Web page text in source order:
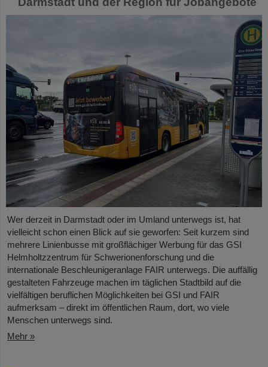
Wer derzeit in Darmstadt oder im Umland unterwegs ist, hat
vielleicht schon einen Blick auf sie geworfen: Seit kurzem sind
mehrere Linienbusse mit großflächiger Werbung für das GSI
Helmholtzzentrum für Schwerionenforschung und die
internationale Beschleunigeranlage FAIR unterwegs. Die auffällig
gestalteten Fahrzeuge machen im täglichen Stadtbild auf die
vielfältigen beruflichen Möglichkeiten bei GSI und FAIR
aufmerksam – direkt im öffentlichen Raum, dort, wo viele
Menschen unterwegs sind.
Mehr »